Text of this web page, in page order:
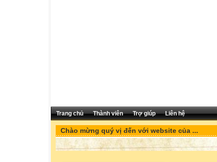
Trang chủ Thành viên Trợ giúp Liên hệ
Chào mừng quý vị đến với website của ...